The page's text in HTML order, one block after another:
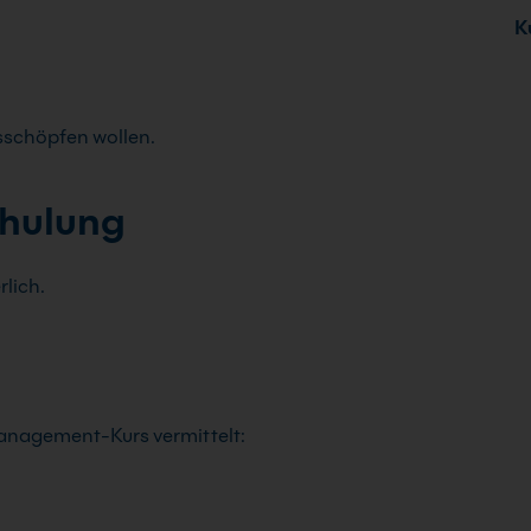
wollen.
Kurs vermittelt: